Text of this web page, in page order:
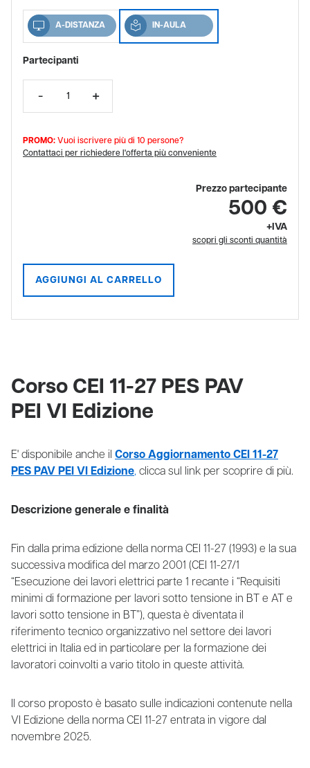
A-DISTANZA IN-AULA
Partecipanti
PROMO: Vuoi iscrivere più di 10 persone?
Contattaci per richiedere l'offerta più conveniente
Prezzo partecipante
500 €
+IVA
scopri gli sconti quantità
AGGIUNGI AL CARRELLO
Corso CEI 11-27 PES PAV
PEI VI Edizione
E' disponibile anche il Corso Aggiornamento CEI 11-27
PES PAV PEI VI Edizione, clicca sul link per scoprire di più.
Descrizione generale e finalità
Fin dalla prima edizione della norma CEI 11-27 (1993) e la sua
successiva modifica del marzo 2001 (CEI 11-27/1
“Esecuzione dei lavori elettrici parte 1 recante i “Requisiti
minimi di formazione per lavori sotto tensione in BT e AT e
lavori sotto tensione in BT”), questa è diventata il
riferimento tecnico organizzativo nel settore dei lavori
elettrici in Italia ed in particolare per la formazione dei
lavoratori coinvolti a vario titolo in queste attività.
Il corso proposto è basato sulle indicazioni contenute nella
VI Edizione della norma CEI 11-27 entrata in vigore dal
novembre 2025.